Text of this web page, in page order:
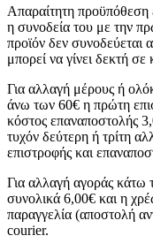
Απαραίτητη προϋπόθεση
η συνοδεία του με την
προϊόν δεν συνοδεύεται
μπορεί να γίνει δεκτή
Για αλλαγή μέρους ή
άνω των 60€ η πρώτη
κόστος επαναποστολής
τυχόν δεύτερη ή τρίτη
επιστροφής και
Για αλλαγή αγοράς κάτω
συνολικά 6,00€ και η
παραγγελία (αποστολή
courier.